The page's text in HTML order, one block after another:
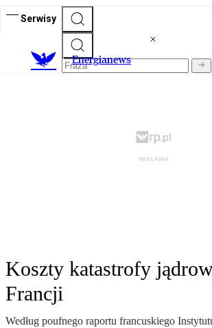
Serwisy
Energianews
Koszty katastrofy
Francji
Według poufnego raportu francuskiego